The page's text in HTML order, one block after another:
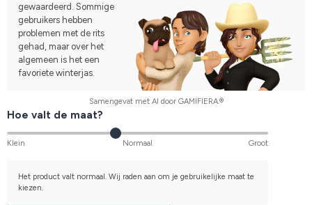
gewaardeerd. Sommige
gebruikers hebben
problemen met de rits
gehad, maar over het
algemeen is het een
favoriete winterjas.
Samengevat met AI door GAMIFIERA.®
Hoe valt de maat?
Klein Normaal Groot
Het product valt normaal. Wij raden aan om je gebruikelijke maat te
kiezen.